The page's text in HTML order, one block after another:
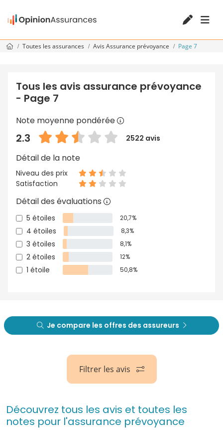
Toutes les assurances Avis Assurance prévoyance Page 7
Tous les avis assurance prévoyance
- Page 7
Note moyenne pondérée
2.3 2522 avis
Détail de la note
Niveau des prix
Satisfaction
Détail des évaluations
5 étoiles 20,7%
4 étoiles 8,3%
3 étoiles 8,1%
2 étoiles 12%
1 étoile 50,8%
Je compare les offres des assureurs
Filtrer les avis
Découvrez tous les avis et toutes les
notes pour l'assurance prévoyance